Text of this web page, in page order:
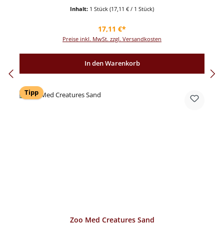
Inhalt: 1 Stück (17,11 € / 1 Stück)
Regulärer Preis:
17,11 €*
Preise inkl. MwSt. zzgl. Versandkosten
In den Warenkorb
Tipp
Zoo Med Creatures Sand